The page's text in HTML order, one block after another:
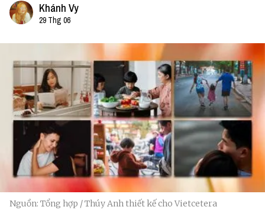
Khánh Vy
29 Thg 06
Nguồn: Tổng hợp / Thúy Anh thiết kế cho Vietcetera